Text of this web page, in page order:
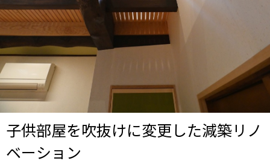
子供部屋を吹抜けに変更した減築リノ
ベーション